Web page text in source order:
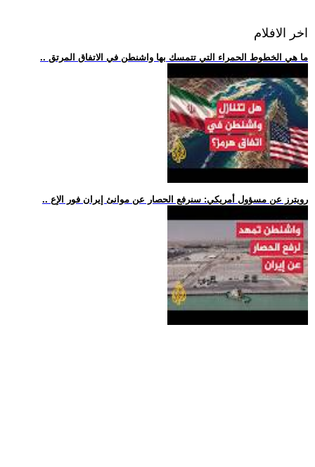
اخر الافلام
.. ما هي الخطوط الحمراء التي تتمسك بها واشنطن في الاتفاق المرتق
.. رويترز عن مسؤول أمريكي: سنرفع الحصار عن موانئ إيران فور الإع